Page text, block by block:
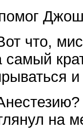
что,
самый
и
на